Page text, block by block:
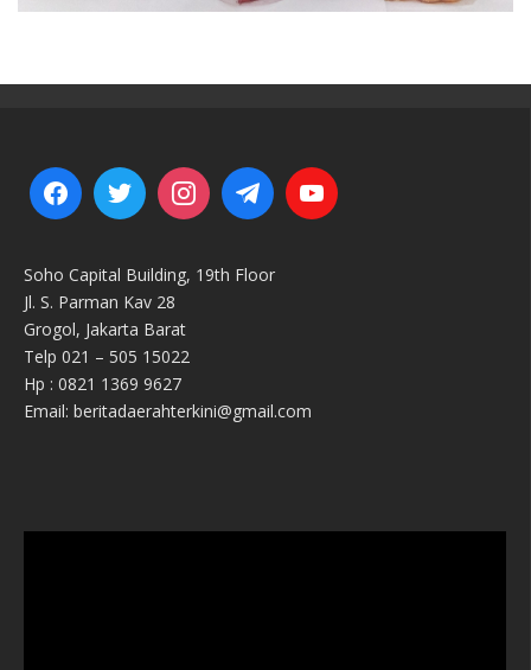
Soho Capital Building, 19th Floor
Jl. S. Parman Kav 28
Grogol, Jakarta Barat
Telp 021 – 505 15022
Hp : 0821 1369 9627
Email: beritadaerahterkini@gmail.com